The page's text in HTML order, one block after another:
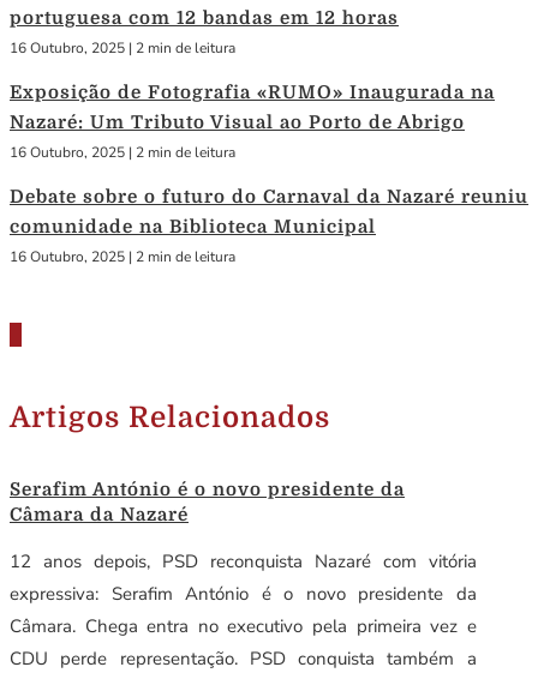
portuguesa com 12 bandas em 12 horas
16 Outubro, 2025 | 2 min de leitura
Exposição de Fotografia «RUMO» Inaugurada na
Nazaré: Um Tributo Visual ao Porto de Abrigo
16 Outubro, 2025 | 2 min de leitura
Debate sobre o futuro do Carnaval da Nazaré reuniu
comunidade na Biblioteca Municipal
16 Outubro, 2025 | 2 min de leitura
Artigos Relacionados
Serafim António é o novo presidente da
Câmara da Nazaré
12 anos depois, PSD reconquista Nazaré com vitória
expressiva: Serafim António é o novo presidente da
Câmara. Chega entra no executivo pela primeira vez e
CDU perde representação. PSD conquista também a